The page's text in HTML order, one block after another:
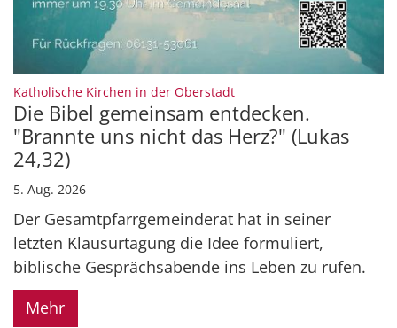
Katholische Kirchen in der Oberstadt:
Die Bibel gemeinsam entdecken.
"Brannte uns nicht das Herz?" (Lukas
24,32)
5. Aug. 2026
Der Gesamtpfarrgemeinderat hat in seiner
letzten Klausurtagung die Idee formuliert,
biblische Gesprächsabende ins Leben zu rufen.
Mehr